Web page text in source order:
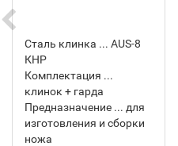
Сталь клинка ... AUS-8
КНР
Комплектация ...
клинок + гарда
Предназначение ... для
изготовления и сборки
ножа